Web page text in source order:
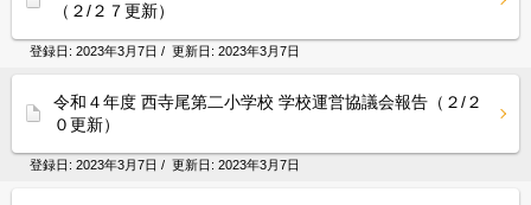
（２/２７更新）
登録日: 2023年3月7日 / 更新日: 2023年3月7日
令和４年度 西寺尾第二小学校 学校運営協議会報告（２/２
０更新）
登録日: 2023年3月7日 / 更新日: 2023年3月7日